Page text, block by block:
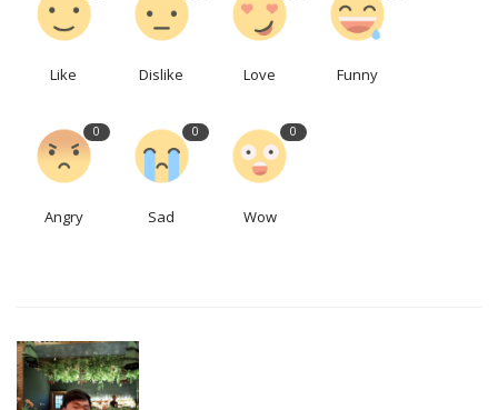
Like Dislike Love Funny
0
Angry
0
Sad
0
Wow